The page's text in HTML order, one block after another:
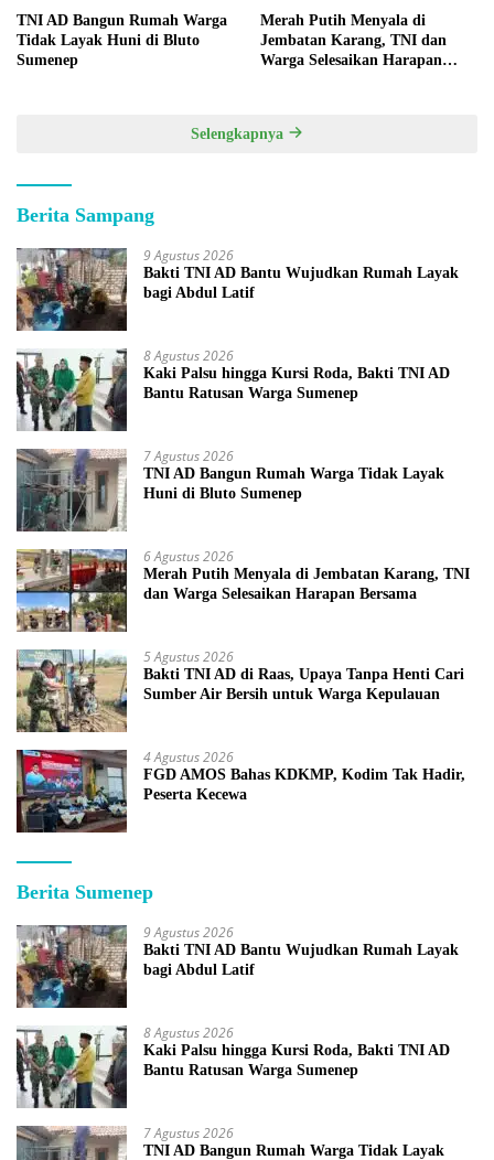
TNI AD Bangun Rumah Warga
Tidak Layak Huni di Bluto
Sumenep
Merah Putih Menyala di
Jembatan Karang, TNI dan
Warga Selesaikan Harapan
Selengkapnya
Berita Sampang
9 Agustus 2026
Bakti TNI AD Bantu Wujudkan Rumah Layak
bagi Abdul Latif
8 Agustus 2026
Kaki Palsu hingga Kursi Roda, Bakti TNI AD
Bantu Ratusan Warga Sumenep
7 Agustus 2026
TNI AD Bangun Rumah Warga Tidak Layak
Huni di Bluto Sumenep
6 Agustus 2026
Merah Putih Menyala di Jembatan Karang, TNI
dan Warga Selesaikan Harapan Bersama
5 Agustus 2026
Bakti TNI AD di Raas, Upaya Tanpa Henti Cari
Sumber Air Bersih untuk Warga Kepulauan
4 Agustus 2026
FGD AMOS Bahas KDKMP, Kodim Tak Hadir,
Peserta Kecewa
Berita Sumenep
9 Agustus 2026
Bakti TNI AD Bantu Wujudkan Rumah Layak
bagi Abdul Latif
8 Agustus 2026
Kaki Palsu hingga Kursi Roda, Bakti TNI AD
Bantu Ratusan Warga Sumenep
7 Agustus 2026
TNI AD Bangun Rumah Warga Tidak Layak